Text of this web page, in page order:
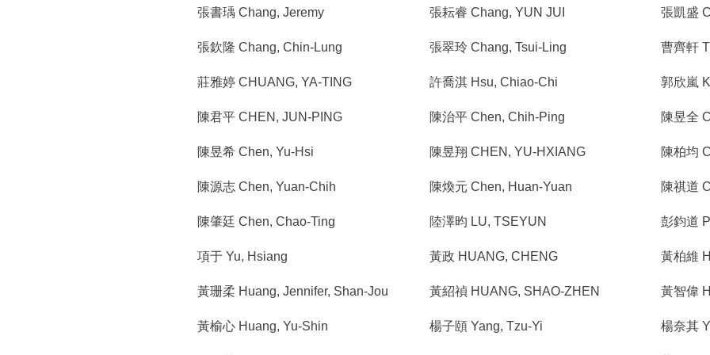
張書瑀 Chang, Jeremy 張耘睿 Chang, YUN JUI 張凱盛
張欽隆 Chang, Chin-Lung 張翠玲 Chang, Tsui-Ling 曹齊軒
莊雅婷 CHUANG, YA-TING 許喬淇 Hsu, Chiao-Chi 郭欣嵐
陳君平 CHEN, JUN-PING 陳治平 Chen, Chih-Ping 陳昱全
陳昱希 Chen, Yu-Hsi 陳昱翔 CHEN, YU-HXIANG 陳柏均
陳源志 Chen, Yuan-Chih 陳煥元 Chen, Huan-Yuan 陳祺道
陳肇廷 Chen, Chao-Ting 陸澤昀 LU, TSEYUN 彭鈞道
項于 Yu, Hsiang 黃政 HUANG, CHENG 黃柏維
黃珊柔 Huang, Jennifer, Shan-Jou 黃紹禎 HUANG, SHAO-ZHEN 黃智偉
黃榆心 Huang, Yu-Shin 楊子頤 Yang, Tzu-Yi 楊奈其